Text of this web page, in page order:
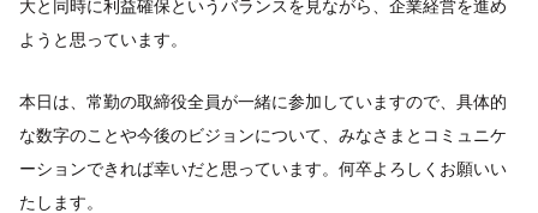
大と同時に利益確保というバランスを見ながら、企業経営を進め
ようと思っています。
本日は、常勤の取締役全員が一緒に参加していますので、具体的
な数字のことや今後のビジョンについて、みなさまとコミュニケ
ーションできれば幸いだと思っています。何卒よろしくお願いい
たします。